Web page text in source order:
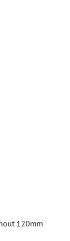
120mm